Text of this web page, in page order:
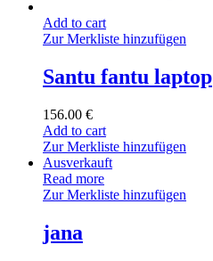
Add to cart
Zur Merkliste hinzufügen
Santu fantu laptop
156.00 €
Add to cart
Zur Merkliste hinzufügen
Ausverkauft
Read more
Zur Merkliste hinzufügen
jana